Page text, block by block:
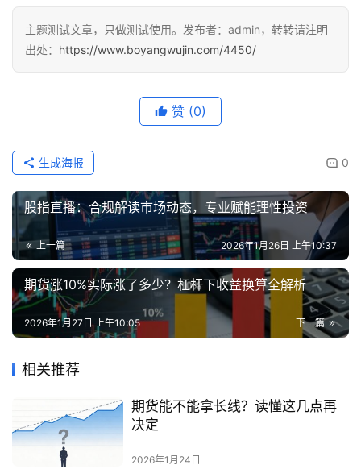
主题测试文章，只做测试使用。发布者：admin，转转请注明
出处： https://www.boyangwujin.com/4450/
赞 (0)
0
生成海报
股指直播：合规解读市场动态，专业赋能理性投资
上一篇 2026年1月26日 上午10:37
期货涨10%实际涨了多少？杠杆下收益换算全解析
下一篇
2026年1月27日 上午10:05
相关推荐
期货能不能拿长线？读懂这几点再
决定
2026年1月24日